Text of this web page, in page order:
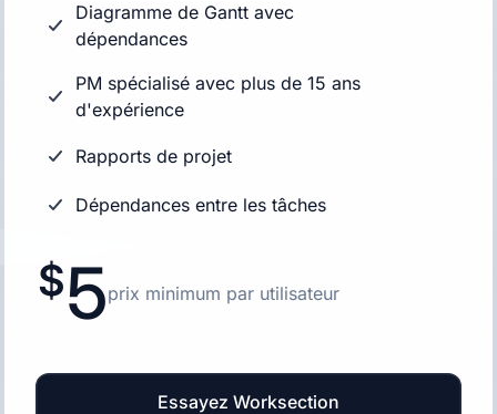
Diagramme de Gantt avec
dépendances
PM spécialisé avec plus de 15 ans
d'expérience
Rapports de projet
Dépendances entre les tâches
5prix minimum par utilisateur
Essayez Worksection